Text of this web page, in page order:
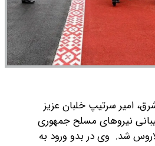
امیر سرتیپ خلبان عزیز
نیروهای مسلح جمهوری
شد. وی در بدو ورود به